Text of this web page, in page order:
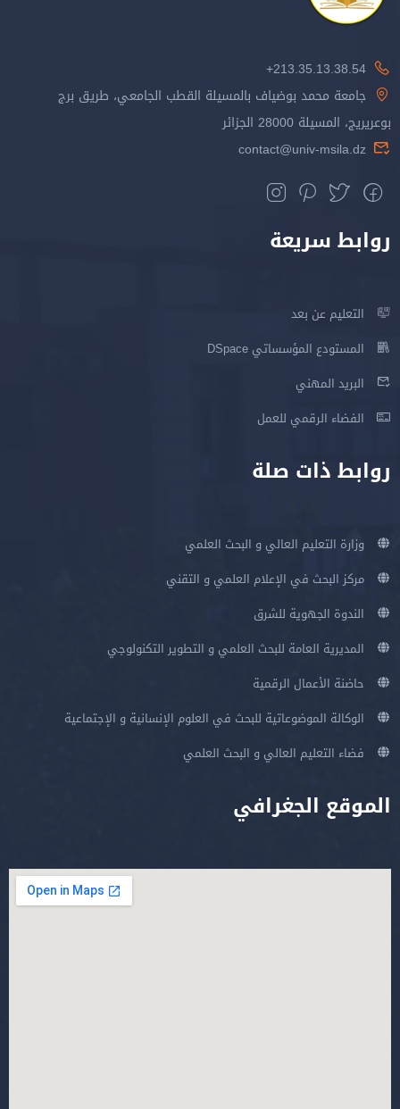
213.35.13.38.54+
جامعة محمد بوضياف بالمسيلة القطب الجامعي، طريق برج
بوعريريج، المسيلة 28000 الجزائر
contact@univ-msila.dz
روابط سريعة
التعليم عن بعد
المستودع المؤسساتي DSpace
البريد المهني
الفضاء الرقمي للعمل
روابط ذات صلة
وزارة التعليم العالي و البحث العلمي
مركز البحث في الإعلام العلمي و التقني
الندوة الجهوية للشرق
المديرية العامة للبحث العلمي و التطوير التكنولوجي
حاضنة الأعمال الرقمية
الوكالة الموضوعاتية للبحث في العلوم الإنسانية و الإجتماعية
فضاء التعليم العالي و البحث العلمي
الموقع الجغرافي